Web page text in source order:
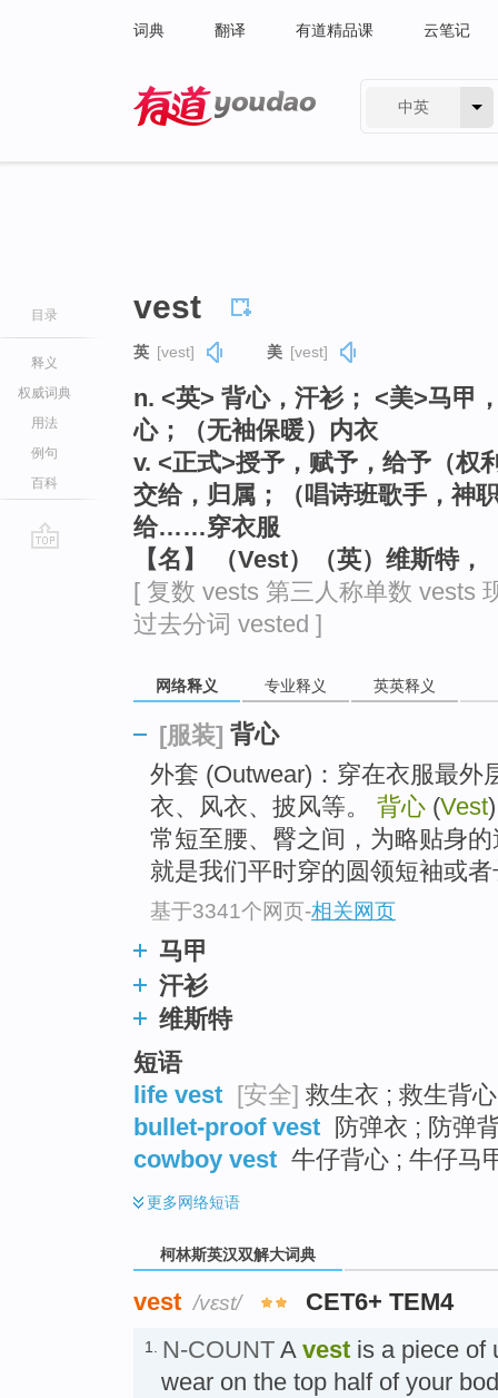
词典 翻译 有道精品课 云笔记
中英
目录
释义
权威词典
用法
例句
百科
vest
英 [vest] 美 [vest]
n. <英> 背心，汗衫； <美>马甲
心；（无袖保暖）内衣
v. <正式>授予，赋予，给予（权
交给，归属；（唱诗班歌手，神
给……穿衣服
【名】 （Vest）（英）维斯特
[ 复数 vests 第三人称单数 vests
过去分词 vested ]
网络释义 专业释义 英英释义
[服装] 背心
外套 (Outwear)：穿在衣服最外
衣、风衣、披风等。 背心 (Vest
常短至腰、臀之间，为略贴身
就是我们平时穿的圆领短袖或
基于3341个网页-相关网页
马甲
汗衫
维斯特
短语
life vest [安全] 救生衣 ; 救生背
bullet-proof vest
防弹衣 ; 防弹
cowboy vest 牛仔背心 ; 牛仔马
更多网络短语
柯林斯英汉双解大词典
vest /vɛst/ CET6+ TEM4
1. N-COUNT A vest is a piece of
wear on the top half of your